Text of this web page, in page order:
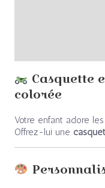
Casquette
colorée
Votre enfant adore
Offrez-lui une